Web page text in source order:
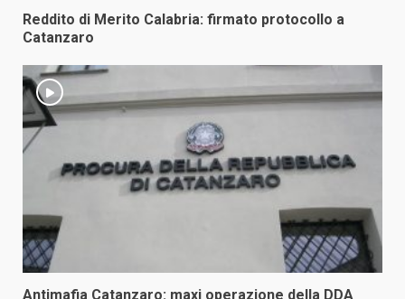
Reddito di Merito Calabria: firmato protocollo a
Catanzaro
Antimafia Catanzaro: maxi operazione della DDA